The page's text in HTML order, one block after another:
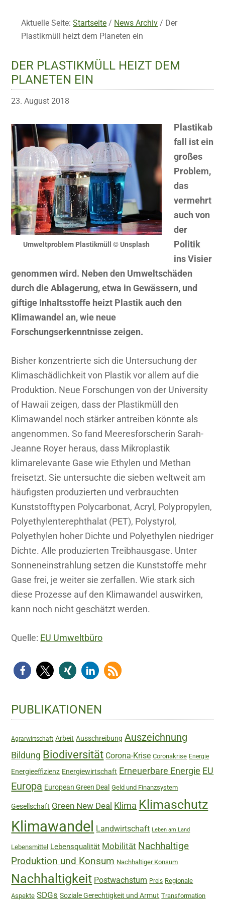
Aktuelle Seite:Startseite / News Archiv / Der
Plastikmüll heizt dem Planeten ein
DER PLASTIKMÜLL HEIZT DEM
PLANETEN EIN
23. August 2018
Umweltproblem Plastikmüll © Unsplash
Plastikab
fall ist ein
großes
Problem,
das
vermehrt
auch von
der
Politik
ins Visier
genommen wird. Neben den Umweltschäden
durch die Ablagerung, etwa in Gewässern, und
giftige Inhaltsstoffe heizt Plastik auch den
Klimawandel an, wie neue
Forschungserkenntnisse zeigen.
Bisher konzentrierte sich die Untersuchung der
Klimaschädlichkeit von Plastik vor allem auf die
Produktion. Neue Forschungen von der University
of Hawaii zeigen, dass der Plastikmüll den
Klimawandel noch stärker antreiben könnte als
angenommen. So fand Meeresforscherin Sarah-
Jeanne Royer heraus, dass Mikroplastik
klimarelevante Gase wie Ethylen und Methan
freisetzt. Sie untersuchte die sieben weltweit am
häufigsten produzierten und verbrauchten
Kunststofftypen Polycarbonat, Acryl, Polypropylen,
Polyethylenterephthalat (PET), Polystyrol,
Polyethylen hoher Dichte und Polyethylen niedriger
Dichte. Alle produzierten Treibhausgase. Unter
Sonneneinstrahlung setzen die Kunststoffe mehr
Gase frei, je weiter sie zerfallen. Wie stark sich
diese Prozesse auf den Klimawandel auswirken,
kann noch nicht geschätzt werden.
Quelle: EU Umweltbüro
Haupt-
Sidebar
PUBLIKATIONEN
Agrarwirtschaft Arbeit Ausschreibung Auszeichnung
Bildung Biodiversität Corona-Krise Coronakrise Energie
Energieeffizienz Energiewirtschaft Erneuerbare Energie EU
Europa European Green Deal Geld und Finanzsystem
Gesellschaft Green New Deal Klima Klimaschutz
Klimawandel Landwirtschaft Leben am Land
Lebensmittel Lebensqualität Mobilität Nachhaltige
Produktion und Konsum Nachhaltiger Konsum
Nachhaltigkeit Postwachstum Preis Regionale
Aspekte SDGs Soziale Gerechtigkeit und Armut Transformation